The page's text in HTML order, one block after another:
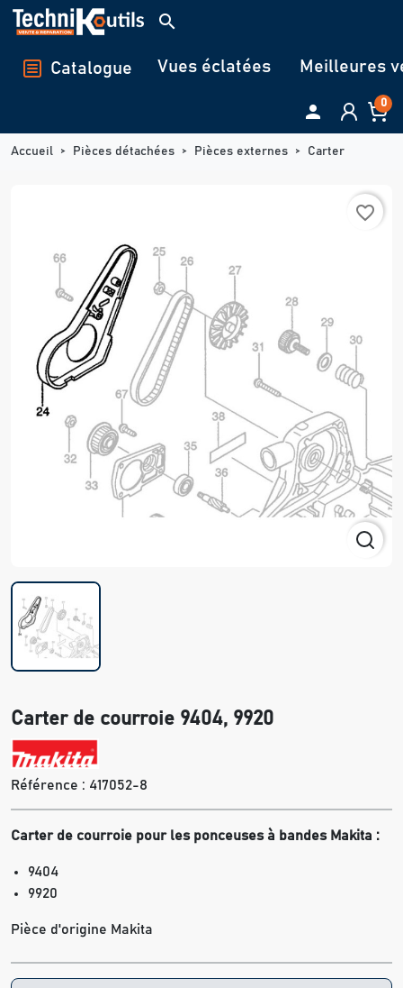
Panneau de gestion des cookies
search
Catalogue Vues éclatées Meilleures
 0
Accueil Pièces détachées Pièces externes Carter
favorite_border
Carter de courroie 9404, 9920
Référence : 417052-8
Carter de courroie pour les ponceuses à bandes Makita :
9404
9920
Pièce d'origine Makita